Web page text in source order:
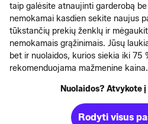
taip galėsite atnaujinti garderobą
nemokamai kasdien sekite naujus
tūkstančių prekių ženklų ir
nemokamais grąžinimais. Jūsų
bet ir nuolaidos, kurios siekia iki 75
rekomenduojama mažmenine kaina.
Nuolaidos? Atvykote
Rodyti visus